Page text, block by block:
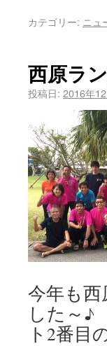
カテゴリー: ニュ
西原ラ
投稿日: 2016年
今年も
した～♪
ト2番目